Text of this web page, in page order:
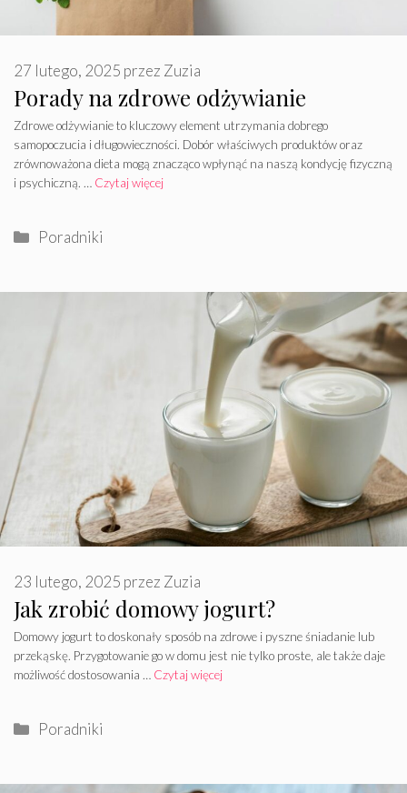
Porady na zdrowe odżywianie
27 lutego, 2025 przez Zuzia
Zdrowe odżywianie to kluczowy element utrzymania dobrego
samopoczucia i długowieczności. Dobór właściwych produktów oraz
zrównoważona dieta mogą znacząco wpłynąć na naszą kondycję fizyczną
i psychiczną. … Czytaj więcej
Kategorie
Poradniki
Jak zrobić domowy jogurt?
23 lutego, 2025 przez Zuzia
Domowy jogurt to doskonały sposób na zdrowe i pyszne śniadanie lub
przekąskę. Przygotowanie go w domu jest nie tylko proste, ale także daje
możliwość dostosowania … Czytaj więcej
Kategorie
Poradniki